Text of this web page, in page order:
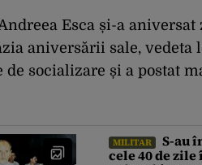
Esca și-a aniversat
aniversării sale, vedeta
socializare și a postat
MILITAR
S-au
cele 40 de zile